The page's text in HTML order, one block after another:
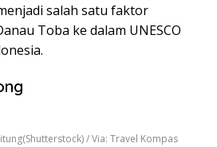
salah satu faktor
Toba ke dalam UNESCO
/ Via: Travel Kompas